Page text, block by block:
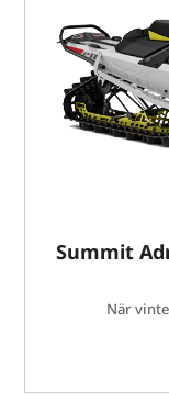
Summit
När